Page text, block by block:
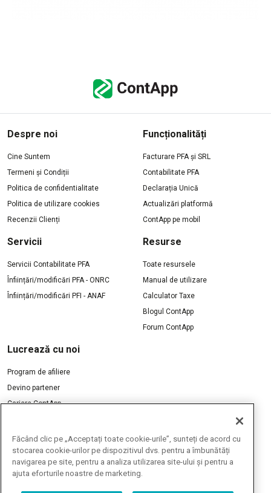
Despre noi
Cine Suntem
Termeni și Condiții
Politica de confidentialitate
Politica de utilizare cookies
Recenzii Clienți
Funcționalități
Facturare PFA și SRL
Contabilitate PFA
Declarația Unică
Actualizări platformă
ContApp pe mobil
Servicii
Servicii Contabilitate PFA
Înființări/modificări PFA - ONRC
Înființări/modificări PFI - ANAF
Resurse
Toate resursele
Manual de utilizare
Calculator Taxe
Blogul ContApp
Forum ContApp
Lucrează cu noi
Program de afiliere
Devino partener
Cariere ContApp
Făcând clic pe „Acceptați toate cookie-urile”, sunteți de acord cu
stocarea cookie-urilor pe dispozitivul dvs. pentru a îmbunătăți
navigarea pe site, pentru a analiza utilizarea site-ului și pentru a
ajuta eforturile noastre de marketing.